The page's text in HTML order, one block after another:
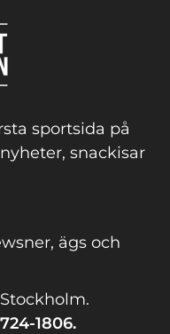
sportsida på
snackisar
ägs och
1806.